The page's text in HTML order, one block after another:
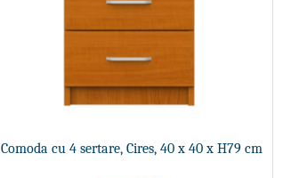
Comoda cu 4 sertare, Cires, 40 x 40 x H79 cm